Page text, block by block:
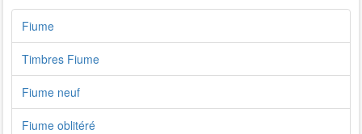
Fiume
Timbres Fiume
Fiume neuf
Fiume oblitéré